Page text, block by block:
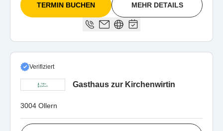
TERMIN BUCHEN MEHR DETAILS
Verifiziert
Gasthaus zur Kirchenwirtin
3004 Ollern